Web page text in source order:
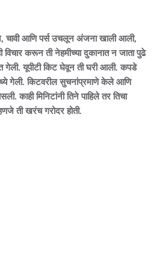
आणि पर्स उचलून अंजना खाली आली,
विचार करून ती नेहमीच्या दुकानात न जाता पुढे
गेली. यूपीटी किट घेवून ती घरी आली. कपडे
गेली. किटवरील सुचनांप्रमाणे केले आणि
काही मिनिटांनी तिने पाहिले तर तिचा
ती खरंच गरोदर होती.